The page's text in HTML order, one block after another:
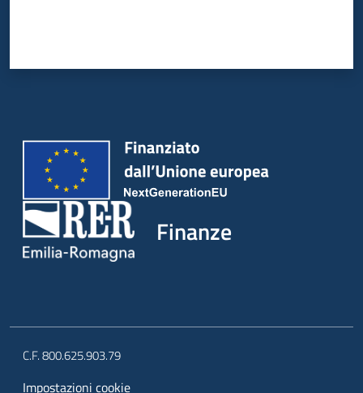
Finanze
C.F. 800.625.903.79
Impostazioni cookie